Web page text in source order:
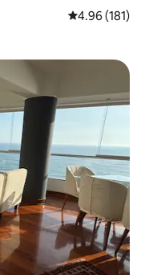
औसत रेटिंग 5 में से
4.96 (181)